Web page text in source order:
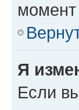
момент
Я
Если